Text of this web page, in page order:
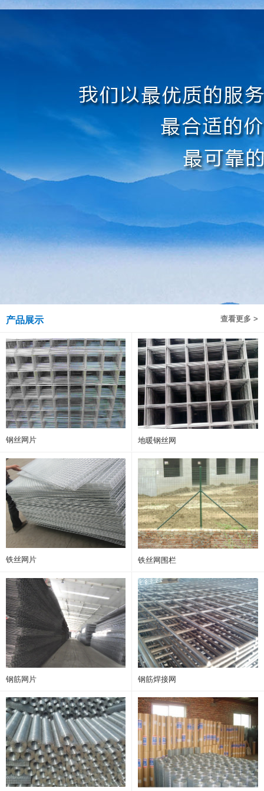
查看更多 >
产品展示
钢丝网片 地暖钢丝网
铁丝网片 铁丝网围栏
钢筋网片 钢筋焊接网